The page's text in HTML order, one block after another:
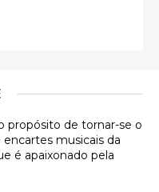
propósito de tornar-se o
musicais da
é apaixonado pela